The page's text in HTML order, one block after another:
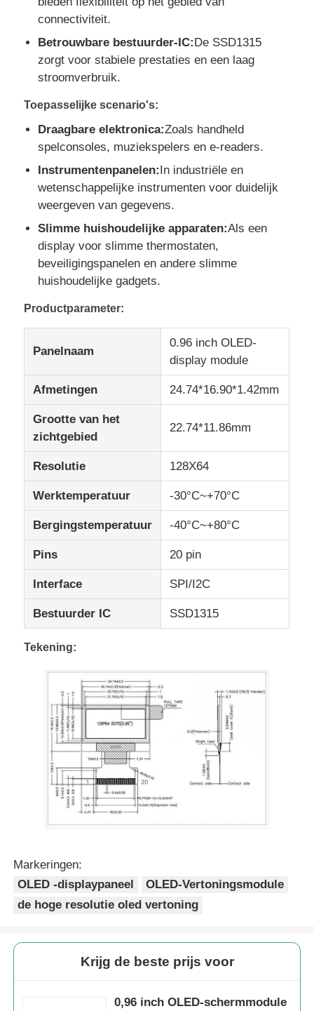
Over Ons
Fabriekstour
Kwaliteitscontrole
Neem contact met ons op
Gevallen
TFT LCD -display
IPS Lcd Vertoning
TFT LCD Touchscreen
draagbare lcd-monitor
OLED-Vertoningsmodule
Autolcd Vertoning
Circulair LCD-scherm
LCD touch screenpaneel
E-papier display
Monochroom LCD-scherm
RADERTJElcd Module
VLCD-paneel
connectiviteit.
Betrouwbare bestuurder-IC:De SSD1315
zorgt voor stabiele prestaties en een laag
stroomverbruik.
Toepasselijke scenario's:
Draagbare elektronica:Zoals handheld
spelconsoles, muziekspelers en e-readers.
Instrumentenpanelen:In industriële en
wetenschappelijke instrumenten voor duidelijk
weergeven van gegevens.
Slimme huishoudelijke apparaten:Als een
display voor slimme thermostaten,
beveiligingspanelen en andere slimme
huishoudelijke gadgets.
Productparameter:
Panelnaam
0.96 inch OLED-
display module
Afmetingen 24.74*16.90*1.42mm
Grootte van het
zichtgebied
22.74*11.86mm
Resolutie 128X64
Werktemperatuur -30°C~+70°C
Bergingstemperatuur -40°C~+80°C
Pins 20 pin
Interface SPI/I2C
Bestuurder IC SSD1315
Tekening:
Markeringen:
OLED -displaypaneel
OLED-Vertoningsmodule
de hoge resolutie oled vertoning
Krijg de beste prijs voor
0,96 inch OLED-schermmodule